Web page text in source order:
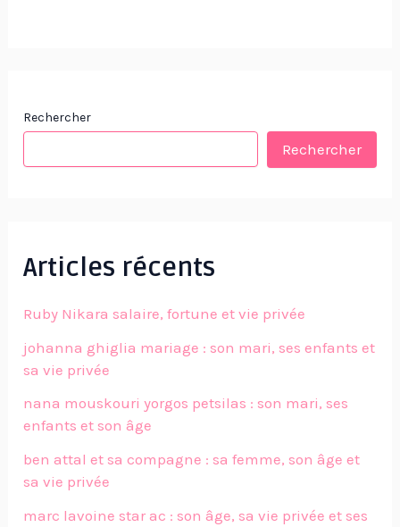
Rechercher
Rechercher
Articles récents
Ruby Nikara salaire, fortune et vie privée
johanna ghiglia mariage : son mari, ses enfants et
sa vie privée
nana mouskouri yorgos petsilas : son mari, ses
enfants et son âge
ben attal et sa compagne : sa femme, son âge et
sa vie privée
marc lavoine star ac : son âge, sa vie privée et ses